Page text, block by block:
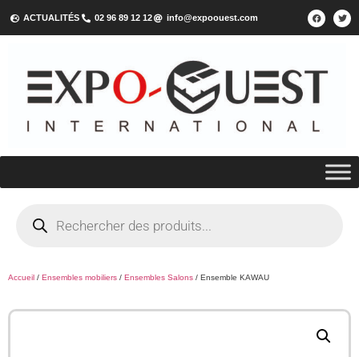
ACTUALITÉS 02 96 89 12 12 info@expoouest.com
Accueil / Ensembles mobiliers / Ensembles Salons / Ensemble KAWAU